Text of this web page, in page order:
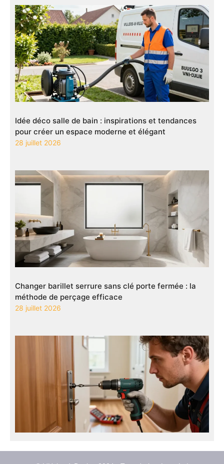
Idée déco salle de bain : inspirations et tendances
pour créer un espace moderne et élégant
28 juillet 2026
Changer barillet serrure sans clé porte fermée : la
méthode de perçage efficace
28 juillet 2026